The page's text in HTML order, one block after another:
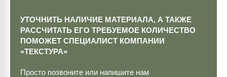
УТОЧНИТЬ НАЛИЧИЕ МАТЕРИАЛА, А ТАКЖЕ
РАССЧИТАТЬ ЕГО ТРЕБУЕМОЕ КОЛИЧЕСТВО
ПОМОЖЕТ СПЕЦИАЛИСТ КОМПАНИИ
«ТЕКСТУРА»
Просто позвоните или напишите нам